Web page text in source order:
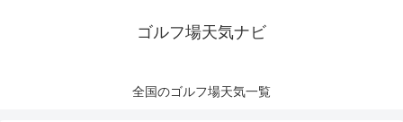
ゴルフ場天気ナビ
全国のゴルフ場天気一覧